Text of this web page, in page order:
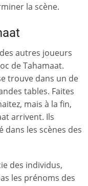
la scène.
autres joueurs
de Tahamaat.
trouve dans un de
tables. Faites
mais à la fin,
arrivent. Ils
dans les scènes des
des individus,
les prénoms des